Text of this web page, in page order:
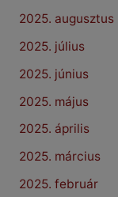
2025. augusztus
2025. július
2025. június
2025. május
2025. április
2025. március
2025. február